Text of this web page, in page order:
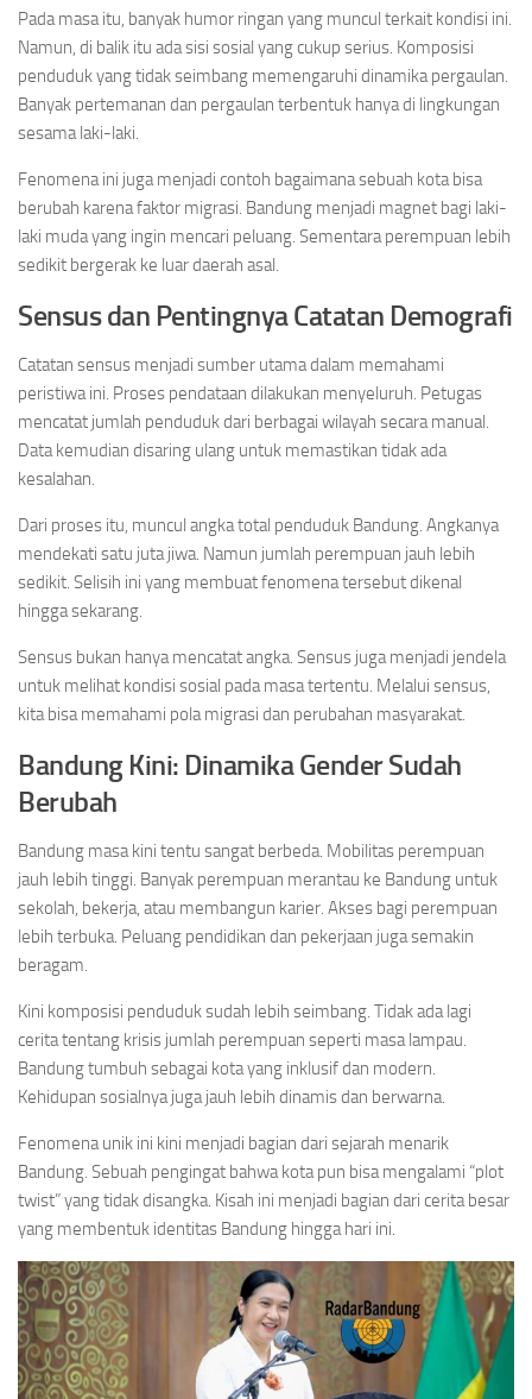
Pada masa itu, banyak humor ringan yang muncul terkait kondisi ini.
Namun, di balik itu ada sisi sosial yang cukup serius. Komposisi
penduduk yang tidak seimbang memengaruhi dinamika pergaulan.
Banyak pertemanan dan pergaulan terbentuk hanya di lingkungan
sesama laki-laki.
Fenomena ini juga menjadi contoh bagaimana sebuah kota bisa
berubah karena faktor migrasi. Bandung menjadi magnet bagi laki-
laki muda yang ingin mencari peluang. Sementara perempuan lebih
sedikit bergerak ke luar daerah asal.
Sensus dan Pentingnya Catatan Demografi
Catatan sensus menjadi sumber utama dalam memahami
peristiwa ini. Proses pendataan dilakukan menyeluruh. Petugas
mencatat jumlah penduduk dari berbagai wilayah secara manual.
Data kemudian disaring ulang untuk memastikan tidak ada
kesalahan.
Dari proses itu, muncul angka total penduduk Bandung. Angkanya
mendekati satu juta jiwa. Namun jumlah perempuan jauh lebih
sedikit. Selisih ini yang membuat fenomena tersebut dikenal
hingga sekarang.
Sensus bukan hanya mencatat angka. Sensus juga menjadi jendela
untuk melihat kondisi sosial pada masa tertentu. Melalui sensus,
kita bisa memahami pola migrasi dan perubahan masyarakat.
Bandung Kini: Dinamika Gender Sudah
Berubah
Bandung masa kini tentu sangat berbeda. Mobilitas perempuan
jauh lebih tinggi. Banyak perempuan merantau ke Bandung untuk
sekolah, bekerja, atau membangun karier. Akses bagi perempuan
lebih terbuka. Peluang pendidikan dan pekerjaan juga semakin
beragam.
Kini komposisi penduduk sudah lebih seimbang. Tidak ada lagi
cerita tentang krisis jumlah perempuan seperti masa lampau.
Bandung tumbuh sebagai kota yang inklusif dan modern.
Kehidupan sosialnya juga jauh lebih dinamis dan berwarna.
Fenomena unik ini kini menjadi bagian dari sejarah menarik
Bandung. Sebuah pengingat bahwa kota pun bisa mengalami “plot
twist” yang tidak disangka. Kisah ini menjadi bagian dari cerita besar
yang membentuk identitas Bandung hingga hari ini.